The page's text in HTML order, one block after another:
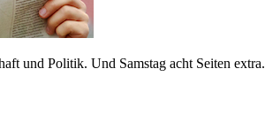
und Politik. Und Samstag acht Seiten extra.